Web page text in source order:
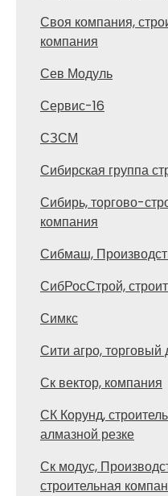
Своя компания,
компания
Сев Модуль
Сервис-16
СЗСМ
Сибирская группа
Сибирь, торгово-
компания
Сибмаш,
СибРосСтрой,
Симкс
Сити агро, торговый
Ск вектор, компания
СК Корунд,
алмазной резке
Ск модус,
строительная